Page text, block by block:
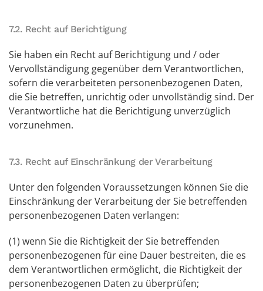
7.2. Recht auf Berichtigung
Sie haben ein Recht auf Berichtigung und / oder
Vervollständigung gegenüber dem Verantwortlichen,
sofern die verarbeiteten personenbezogenen Daten,
die Sie betreffen, unrichtig oder unvollständig sind. Der
Verantwortliche hat die Berichtigung unverzüglich
vorzunehmen.
7.3. Recht auf Einschränkung der Verarbeitung
Unter den folgenden Voraussetzungen können Sie die
Einschränkung der Verarbeitung der Sie betreffenden
personenbezogenen Daten verlangen:
(1) wenn Sie die Richtigkeit der Sie betreffenden
personenbezogenen für eine Dauer bestreiten, die es
dem Verantwortlichen ermöglicht, die Richtigkeit der
personenbezogenen Daten zu überprüfen;